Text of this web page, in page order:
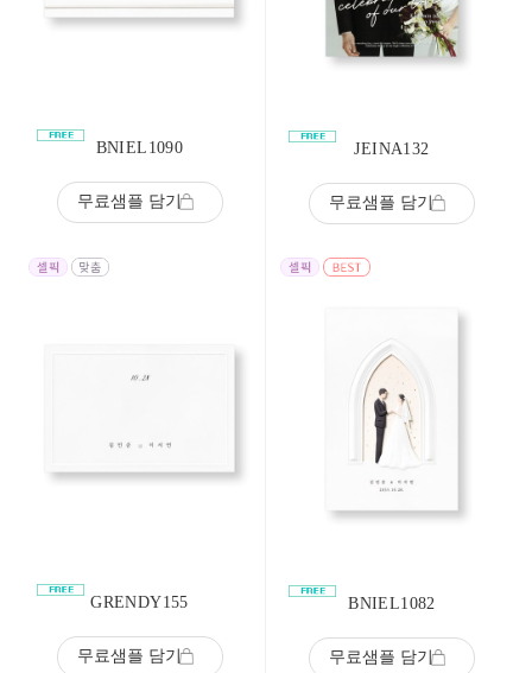
BNIEL1090
무료샘플 담기
JEINA132
무료샘플 담기
GRENDY155
무료샘플 담기
BNIEL1082
무료샘플 담기